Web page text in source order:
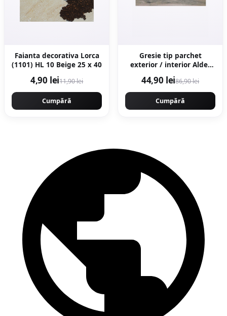
Faianta decorativa Lorca
(1101) HL 10 Beige 25 x 40
4,90 lei11,90 lei
Cumpără
Gresie tip parchet
exterior / interior Alder
portelanata
44,90 lei86,90 lei
Cumpără